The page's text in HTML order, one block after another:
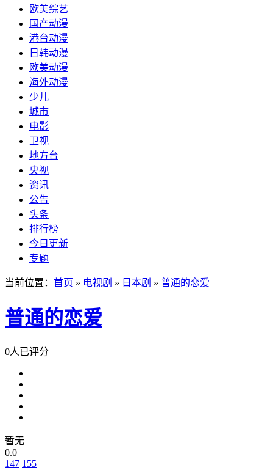
欧美综艺
国产动漫
港台动漫
日韩动漫
欧美动漫
海外动漫
少儿
城市
电影
卫视
地方台
央视
资讯
公告
头条
排行榜
今日更新
专题
当前位置： 首页 » 电视剧 » 日本剧 » 普通的恋爱
普通的恋爱
0人已评分
暂无
0.0
147 155